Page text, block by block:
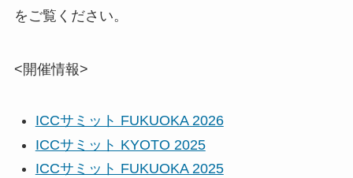
をご覧ください。
<開催情報>
ICCサミット FUKUOKA 2026
ICCサミット KYOTO 2025
ICCサミット FUKUOKA 2025